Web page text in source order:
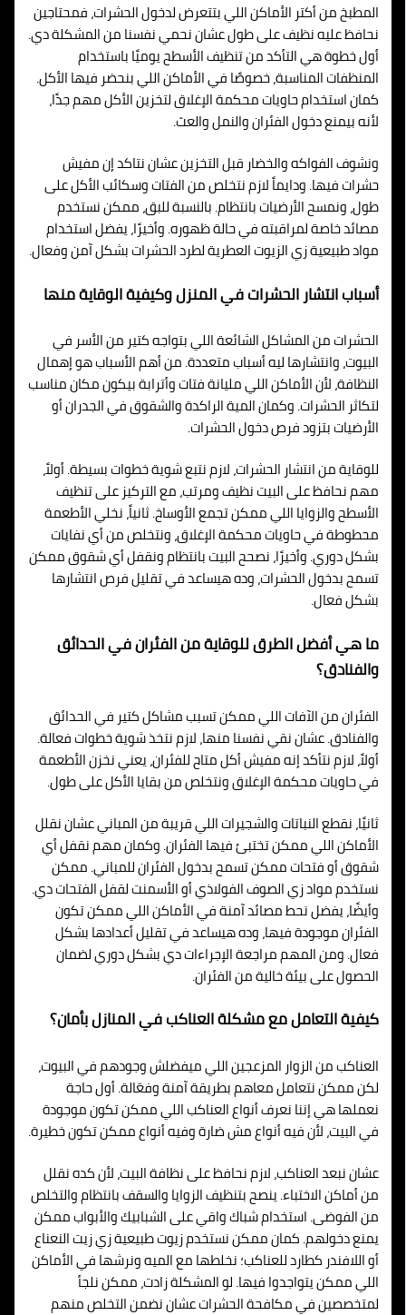
المطبخ من أكتر الأماكن اللي بتتعرض لدخول الحشرات، فمحتاجين
نحافظ عليه نظيف على طول عشان نحمي نفسنا من المشكلة دي.
أول خطوة هي التأكد من تنظيف الأسطح يوميًا باستخدام
المنظفات المناسبة، خصوصًا في الأماكن اللي بنحضر فيها الأكل.
كمان استخدام حاويات محكمة الإغلاق لتخزين الأكل مهم جدًا،
لأنه بيمنع دخول الفئران والنمل والعث.
ونشوف الفواكه والخضار قبل التخزين عشان نتاكد إن مفيش
حشرات فيها. ودايماً لازم نتخلص من الفتات وسكائب الأكل على
طول، ونمسح الأرضيات بانتظام. بالنسبة للبق، ممكن نستخدم
مصائد خاصة لمراقبته في حالة ظهوره. وأخيرًا، يفضل استخدام
مواد طبيعية زي الزيوت العطرية لطرد الحشرات بشكل آمن وفعال.
أسباب انتشار الحشرات في المنزل وكيفية الوقاية منها
الحشرات من المشاكل الشائعة اللي بتواجه كتير من الأسر في
البيوت، وانتشارها ليه أسباب متعددة. من أهم الأسباب هو إهمال
النظافة، لأن الأماكن اللي مليانة فتات وأترابة بيكون مكان مناسب
لتكاثر الحشرات. وكمان المية الراكدة والشقوق في الجدران أو
الأرضيات بتزود فرص دخول الحشرات.
للوقاية من انتشار الحشرات، لازم نتبع شوية خطوات بسيطة. أولاً،
مهم نحافظ على البيت نظيف ومرتب، مع التركيز على تنظيف
الأسطح والزوايا اللي ممكن تجمع الأوساخ. ثانياً، نخلي الأطعمة
محطوطة في حاويات محكمة الإغلاق، ونتخلص من أي نفايات
بشكل دوري. وأخيرًا، نصحح البيت بانتظام ونقفل أي شقوق ممكن
تسمح بدخول الحشرات، وده هيساعد في تقليل فرص انتشارها
بشكل فعال.
ما هي أفضل الطرق للوقاية من الفئران في الحدائق
والفنادق؟
الفئران من الآفات اللي ممكن تسبب مشاكل كتير في الحدائق
والفنادق. عشان نقي نفسنا منها، لازم نتخذ شوية خطوات فعالة.
أولاً، لازم نتأكد إنه مفيش أكل متاح للفئران، يعني نخزن الأطعمة
في حاويات محكمة الإغلاق ونتخلص من بقايا الأكل على طول.
ثانيًا، نقطع النباتات والشجيرات اللي قريبة من المباني عشان نقلل
الأماكن اللي ممكن تختبئ فيها الفئران. وكمان مهم نقفل أي
شقوق أو فتحات ممكن تسمح بدخول الفئران للمباني. ممكن
نستخدم مواد زي الصوف الفولاذي أو الأسمنت لقفل الفتحات دي.
وأيضًا، يفضل نحط مصائد آمنة في الأماكن اللي ممكن تكون
الفئران موجودة فيها، وده هيساعد في تقليل أعدادها بشكل
فعال. ومن المهم مراجعة الإجراءات دي بشكل دوري لضمان
الحصول على بيئة خالية من الفئران.
كيفية التعامل مع مشكلة العناكب في المنازل بأمان؟
العناكب من الزوار المزعجين اللي ميفضلش وجودهم في البيوت،
لكن ممكن نتعامل معاهم بطريقة آمنة وفعّالة. أول حاجة
نعملها هي إننا نعرف أنواع العناكب اللي ممكن تكون موجودة
في البيت، لأن فيه أنواع مش ضارة وفيه أنواع ممكن تكون خطيرة.
عشان نبعد العناكب، لازم نحافظ على نظافة البيت، لأن كده نقلل
من أماكن الاختباء. ينصح بتنظيف الزوايا والسقف بانتظام والتخلص
من الفوضى. استخدام شباك واقي على الشبابيك والأبواب ممكن
يمنع دخولهم. كمان ممكن نستخدم زيوت طبيعية زي زيت النعناع
أو اللافندر كطارد للعناكب؛ نخلطها مع الميه ونرشها في الأماكن
اللي ممكن يتواجدوا فيها. لو المشكلة زادت، ممكن نلجأ
لمتخصصين في مكافحة الحشرات عشان نضمن التخلص منهم